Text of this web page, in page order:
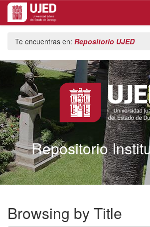
navigation
Te encuentras en: Repositorio UJED
Repositorio
Browsing by Title